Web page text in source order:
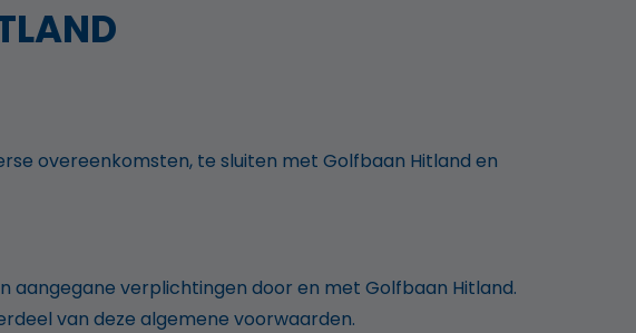
overeenkomsten, te sluiten met Golfbaan Hitland en
aangegane verplichtingen door en met Golfbaan Hitland.
van deze algemene voorwaarden.